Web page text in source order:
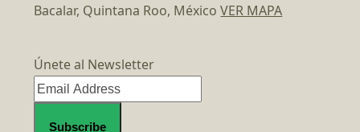
Bacalar, Quintana Roo, MéxicoVER MAPA
Únete al Newsletter